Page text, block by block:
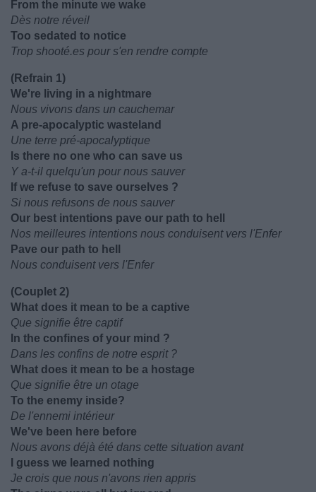
From the minute we wake
Dès notre réveil
Too sedated to notice
Trop shooté.es pour s'en rendre compte
(Refrain 1)
We're living in a nightmare
Nous vivons dans un cauchemar
A pre-apocalyptic wasteland
Une terre pré-apocalyptique
Is there no one who can save us
Y a-t-il quelqu'un pour nous sauver
If we refuse to save ourselves ?
Si nous refusons de nous sauver
Our best intentions pave our path to hell
Nos meilleures intentions nous conduisent vers l'Enfer
Pave our path to hell
Nous conduisent vers l'Enfer
(Couplet 2)
What does it mean to be a captive
Que signifie être captif
In the confines of your mind ?
Dans les confins de notre esprit ?
What does it mean to be a hostage
Que signifie être un otage
To the enemy inside?
De l'ennemi intérieur
We've been here before
Nous avons déjà été dans cette situation avant
I guess we learned nothing
Je crois que nous n'avons rien appris